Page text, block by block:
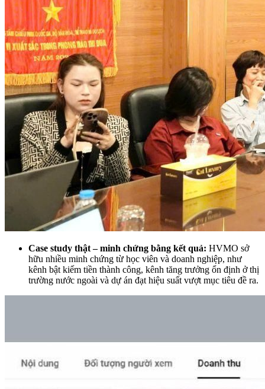
Case study thật – minh chứng bằng kết quả: HVMO sở
hữu nhiều minh chứng từ học viên và doanh nghiệp, như
kênh bật kiếm tiền thành công, kênh tăng trưởng ổn định ở thị
trường nước ngoài và dự án đạt hiệu suất vượt mục tiêu đề ra.